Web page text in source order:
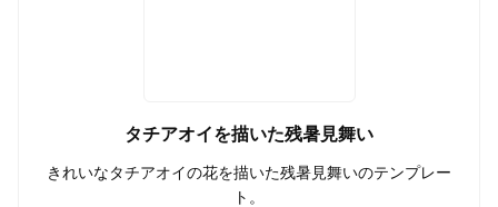
タチアオイを描いた残暑見舞い
きれいなタチアオイの花を描いた残暑見舞いのテンプレー
ト。